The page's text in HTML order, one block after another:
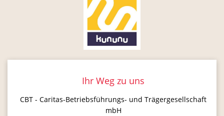
Ihr Weg zu uns
CBT - Caritas-Betriebsführungs- und Trägergesellschaft
mbH